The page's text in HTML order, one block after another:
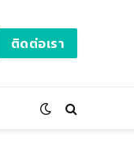
ติดต่อเรา